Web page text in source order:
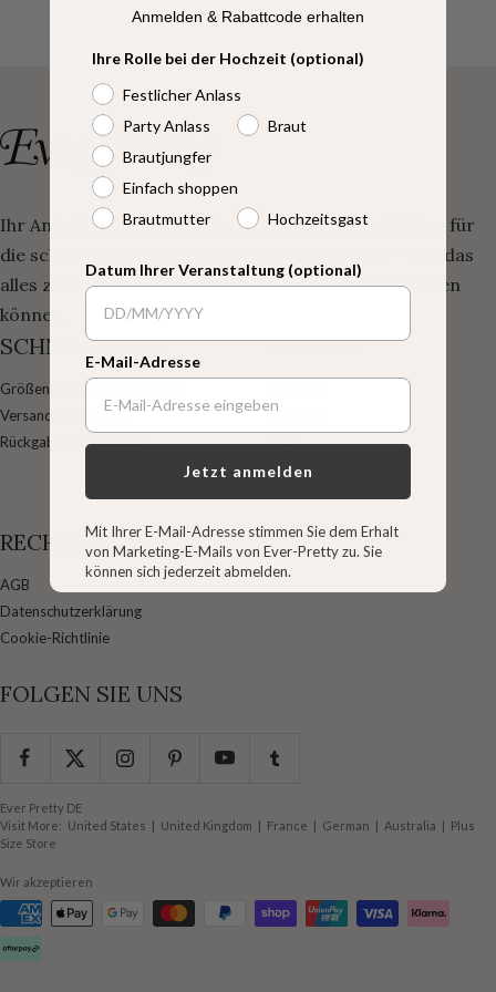
Ihr Anlaufpunkt, um wunderschön gefertigte Kleider für
die schönsten Momente des Lebens zu finden – und das
alles zu Preisen, mit denen Sie sich rundum wohlfühlen
können.
SCHNELLLINKS
Größentabelle / Maßnehmen
Versand & Lieferung
Rückgabe & Umtausch
SERVICE
Kontakt
FAQ
RECHTLICHES
AGB
Datenschutzerklärung
Cookie-Richtlinie
FOLGEN SIE UNS
Ever Pretty DE
Visit More: United States United Kingdom France German Australia
Plus
Size Store
Wir akzeptieren
Anmelden & Rabattcode erhalten
Ihre Rolle bei der Hochzeit (optional)
Festlicher Anlass
Party Anlass
Braut
Brautjungfer
Einfach shoppen
Brautmutter
Hochzeitsgast
Datum Ihrer Veranstaltung (optional)
E-Mail-Adresse
Jetzt anmelden
Mit Ihrer E-Mail-Adresse stimmen Sie dem Erhalt
von Marketing-E-Mails von Ever-Pretty zu. Sie
können sich jederzeit abmelden.